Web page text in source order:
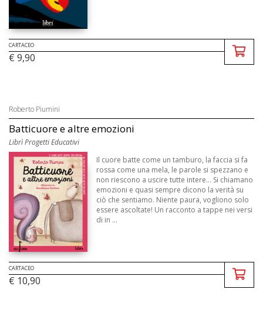
CARTACEO
€ 9,90
Roberto Piumini
Batticuore e altre emozioni
Librì Progetti Educativi
Il cuore batte come un tamburo, la faccia si fa
rossa come una mela, le parole si spezzano e
non riescono a uscire tutte intere... Si chiamano
emozioni e quasi sempre dicono la verità su
ciò che sentiamo. Niente paura, vogliono solo
essere ascoltate! Un racconto a tappe nei versi
di in ...
CARTACEO
€ 10,90